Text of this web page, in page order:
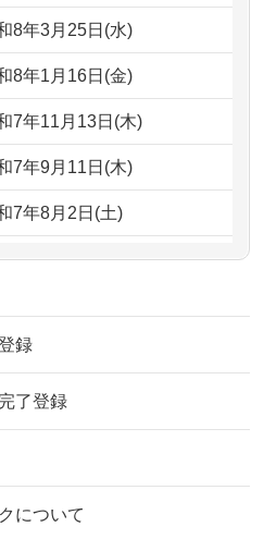
てきた雛人形です、供養
のまま引き取ってくださ
妹と一緒にお雛様を出し
ぬいぐるみを供養いただ
れまで本当にありがとう
たお人形以外はどうして
は外しても良いですか？
8年3月25日(水)
8年1月16日(金)
7年11月13日(木)
7年9月11日(木)
7年8月2日(土)
7年6月20日(金)
7年2月28日(金)
7年1月17日(金)
6年10月17日(木)
録
了登録
について